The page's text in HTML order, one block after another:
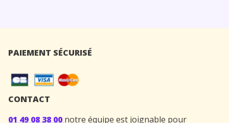
PAIEMENT SÉCURISÉ
CONTACT
01 49 08 38 00 notre équipe est joignable pour